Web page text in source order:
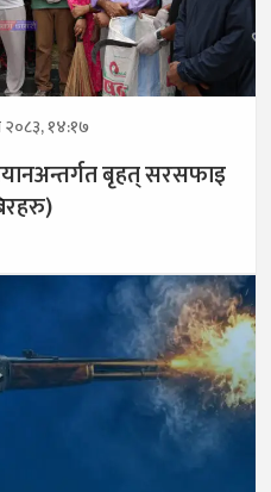
२०८३, १४:१७
बृहत् सरसफाइ